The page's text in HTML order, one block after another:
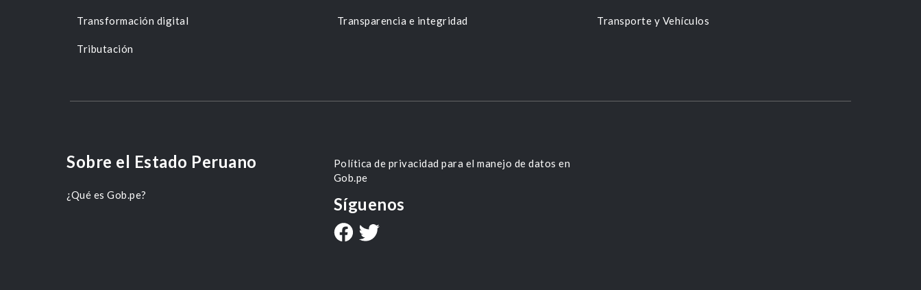
Transformación digital Transparencia e integridad Transporte y Vehículos
Tributación
Sobre el Estado Peruano
¿Qué es Gob.pe?
Política de privacidad para el manejo de datos en
Gob.pe
Síguenos